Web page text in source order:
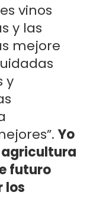
vinos
y las
mejore
y
Yo
futuro
los